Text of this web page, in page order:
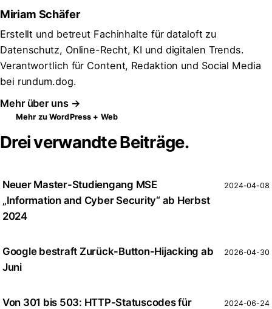
Miriam Schäfer
Erstellt und betreut Fachinhalte für dataloft zu
Datenschutz, Online-Recht, KI und digitalen Trends.
Verantwortlich für Content, Redaktion und Social Media
bei rundum.dog.
Mehr über uns →
Mehr zu WordPress + Web
Drei verwandte Beiträge.
Neuer Master-Studiengang MSE
„Information and Cyber Security“ ab Herbst
2024
2024-04-08
Google bestraft Zurück-Button-Hijacking ab
Juni
2026-04-30
Von 301 bis 503: HTTP-Statuscodes für
2024-06-24